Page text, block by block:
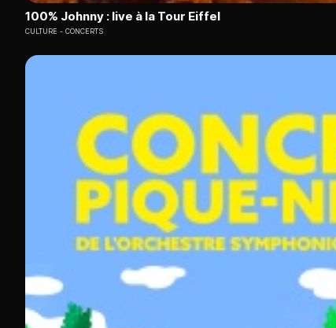
100% Johnny : live à la Tour Eiffel
CULTURE CONCERTS